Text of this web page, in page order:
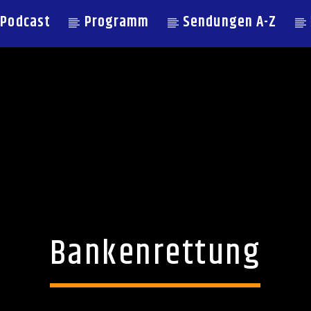
Podcast Programm Sendungen A-Z
Bankenrettung